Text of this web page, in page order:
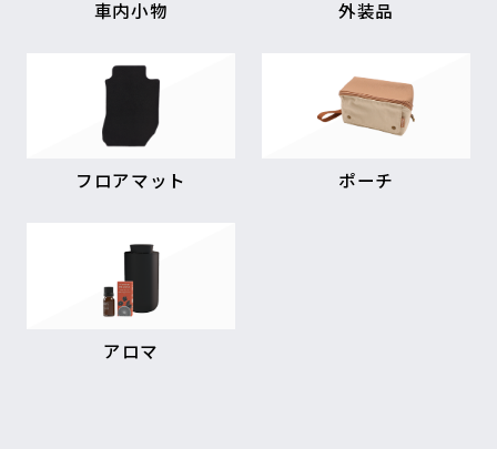
車内小物 外装品
フロアマット ポーチ
アロマ